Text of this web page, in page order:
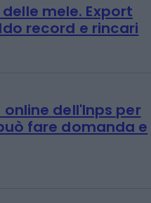
mele. Export
record e rincari
dell'Inps per
fare domanda e